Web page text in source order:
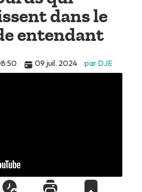
dans le
entendant
09 juil. 2024 par DJE